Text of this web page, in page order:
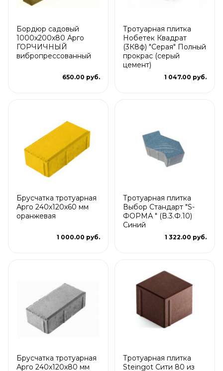
Бордюр садовый
1000х200х80 Арго
ГОРЧИЧНЫЙ
вибропрессованный
650.00 руб.
Тротуарная плитка
Нобетек Квадрат
(3К8ф) "Серая" Полный
прокрас (серый
цемент)
1 047.00 руб.
Брусчатка тротуарная
Арго 240x120x60 мм
оранжевая
1 000.00 руб.
Тротуарная плитка
Выбор Стандарт "S-
ФОРМА " (В.3.Ф.10)
Синий
1 322.00 руб.
Брусчатка тротуарная
Арго 240x120x80 мм
Тротуарная плитка
Steingot Сити 80 из